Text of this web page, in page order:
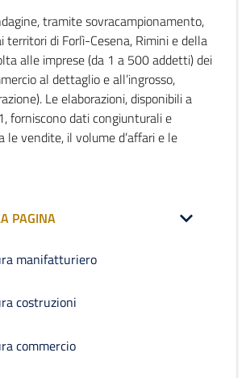
tramite sovracampionamento,
territori di Forlì-Cesena, Rimini e della
alle imprese (da 1 a 500 addetti) dei
al dettaglio e all’ingrosso,
Le elaborazioni, disponibili a
forniscono dati congiunturali e
le vendite, il volume d’affari e le
PAGINA
manifatturiero
costruzioni
commercio